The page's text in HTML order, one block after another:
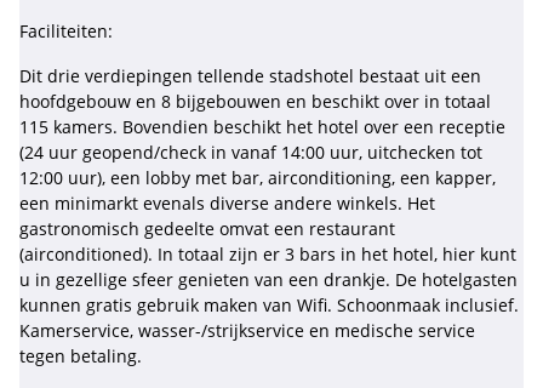
Faciliteiten:
Dit drie verdiepingen tellende stadshotel bestaat uit een
hoofdgebouw en 8 bijgebouwen en beschikt over in totaal
115 kamers. Bovendien beschikt het hotel over een receptie
(24 uur geopend/check in vanaf 14:00 uur, uitchecken tot
12:00 uur), een lobby met bar, airconditioning, een kapper,
een minimarkt evenals diverse andere winkels. Het
gastronomisch gedeelte omvat een restaurant
(airconditioned). In totaal zijn er 3 bars in het hotel, hier kunt
u in gezellige sfeer genieten van een drankje. De hotelgasten
kunnen gratis gebruik maken van Wifi. Schoonmaak inclusief.
Kamerservice, wasser-/strijkservice en medische service
tegen betaling.